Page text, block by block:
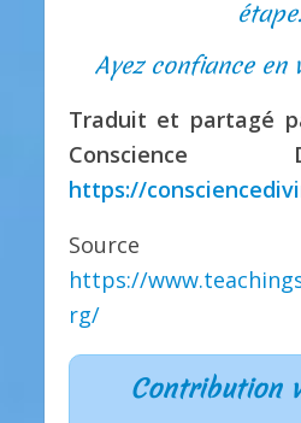
étape.
Ayez confiance en
Traduit et partagé
https://
https://
rg/
Contribution